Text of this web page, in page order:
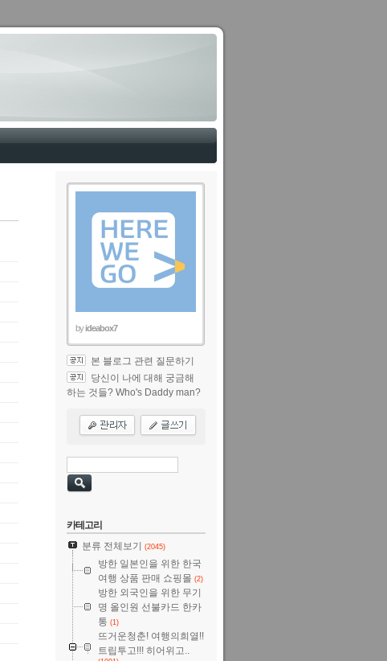
byideabox7
본 블로그 관련 질문하기
당신이 나에 대해 궁금해
하는 것들? Who's Daddy man?
카테고리
분류 전체보기
(2045)
방한 일본인을 위한 한국
여행 상품 판매 쇼핑몰 (2)
방한 외국인을 위한 무기
명 올인원 선불카드 한카
통 (1)
뜨거운청춘! 여행의희열!!
트립투고!!! 히어위고..